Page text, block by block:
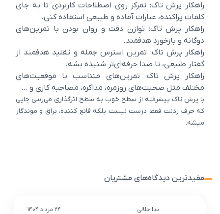
راهکار پرش تاک: تمرکز روی اصطلاحات کاربردی تا به جای
کلمات پراکنده، عبارات آماده و طبیعی استفاده کنی.
راهکار پرش تاک: توازن دقت و روان بودن با تمرین‌های
دوگانه و بازخورد هدفمند.
راهکار پرش تاک: تمرین استرس جمله و تقلید هدفمند از
گفتار طبیعی، تا صدا حرفه‌ای‌تر شنیده بشه.
راهکار پرش تاک: تمرین‌های متناسب با موقعیت‌های
مختلف مثل صحبت‌های روزمره، مذاکره، مصاحبه کاری و …
با پرش تاک پیشرفته از سطح خوب به سطح اثرگذاری می‌رسی جایی
که حرف زدنت فقط درست نیست بلکه قانع کننده، براق و موندگار
میشه.
مفیدترین دیدگاه‌های مشتریان
ندا جلالی ۲۴ مرداد ۱۴۰۴